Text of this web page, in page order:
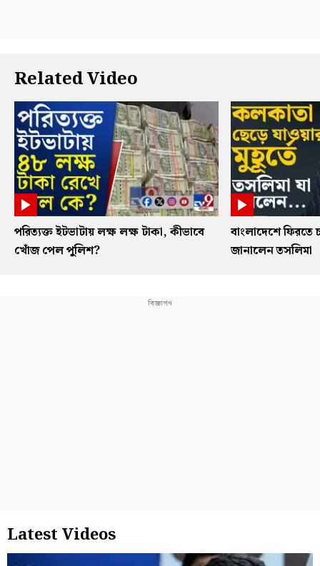
Related Video
পরিত্যক্ত ইটভাটায় লক্ষ লক্ষ টাকা, কীভাবে
খোঁজ পেল পুলিশ?
বাংলাদেশে ফিরতে
জানালেন তসলিমা
Latest Videos